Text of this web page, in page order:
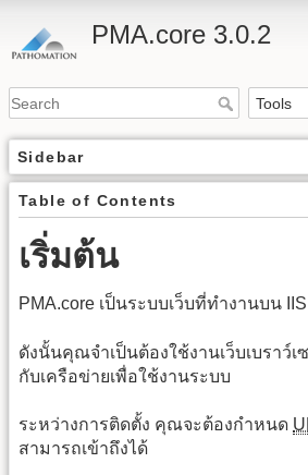
PMA.core 3.0.2
Sidebar
Table of Contents
เริ่มต้น
PMA.core เป็นระบบเว็บที่ทำงานบน IIS
ดังนั้นคุณจำเป็นต้องใช้งานเว็บเบราว์
กับเครือข่ายเพื่อใช้งานระบบ
ระหว่างการติดตั้ง คุณจะต้องกำหนด
สามารถเข้าถึงได้